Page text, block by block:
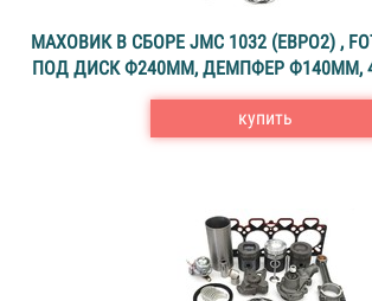
МАХОВИК В СБОРЕ JMC 1032 (ЕВРО2) ,
ПОД ДИСК Ф240ММ, ДЕМПФЕР Ф140ММ,
купить